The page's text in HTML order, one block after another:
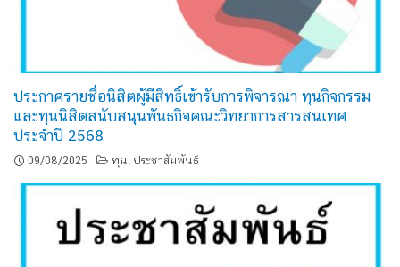
ประกาศรายชื่อนิสิตผู้มีสิทธิ์เข้ารับการพิจารณา ทุนกิจกรรม
และทุนนิสิตสนับสนุนพันธกิจคณะวิทยาการสารสนเทศ
ประจำปี 2568
09/08/2025 ทุน, ประชาสัมพันธ์